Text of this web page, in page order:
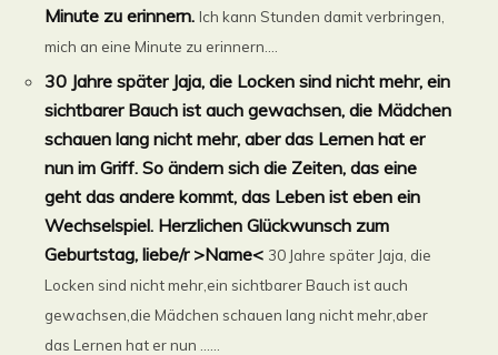
Minute zu erinnern. Ich kann Stunden damit verbringen,
mich an eine Minute zu erinnern....
30 Jahre später Jaja, die Locken sind nicht mehr, ein
sichtbarer Bauch ist auch gewachsen, die Mädchen
schauen lang nicht mehr, aber das Lernen hat er
nun im Griff. So ändern sich die Zeiten, das eine
geht das andere kommt, das Leben ist eben ein
Wechselspiel. Herzlichen Glückwunsch zum
Geburtstag, liebe/r >Name< 30 Jahre später Jaja, die
Locken sind nicht mehr,ein sichtbarer Bauch ist auch
gewachsen,die Mädchen schauen lang nicht mehr,aber
das Lernen hat er nun ......